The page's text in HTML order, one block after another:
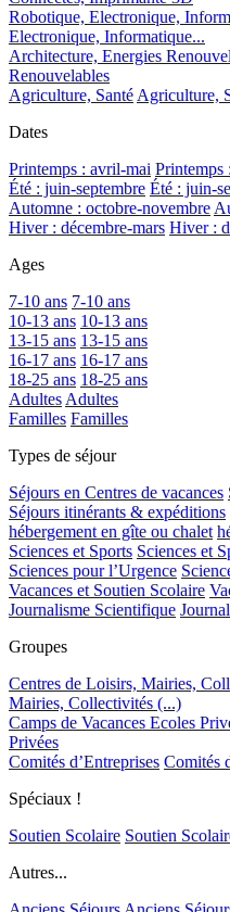
Robotique, Electronique,
Electronique, Informatique...
Architecture, Energies
Renouvelables
Agriculture, SantéAgriculture,
Dates
Printemps : avril-mai Printemps
Été : juin-septembre Été : juin-
Automne : octobre-novembre
Hiver : décembre-mars Hiver :
Ages
7-10 ans 7-10 ans
10-13 ans 10-13 ans
13-15 ans 13-15 ans
16-17 ans 16-17 ans
18-25 ans 18-25 ans
AdultesAdultes
Familles Familles
Types de séjour
Séjours en Centres de vacances
Séjours itinérants & expéditions
hébergement en gîte ou chalet
Sciences et Sports Sciences et
Sciences pour l’Urgence
Vacances et Soutien Scolaire
Journalisme Scientifique
Groupes
Centres de Loisirs, Mairies,
Mairies, Collectivités (...)
Camps de Vacances Ecoles
Privées
Comités d’Entreprises Comités
Spéciaux !
Soutien Scolaire Soutien
Autres...